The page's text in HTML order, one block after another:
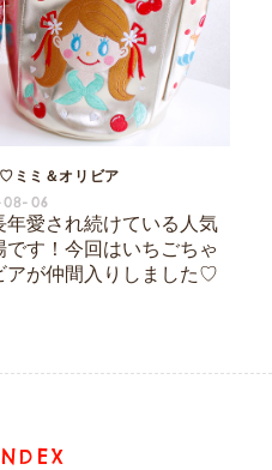
ミミ＆オリビア
06
年愛され続けている人気
す！今回はいちごちゃ
アが仲間入りしました♡